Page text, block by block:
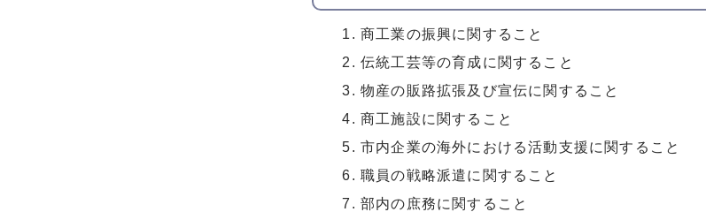
商工業の振興に関すること
伝統工芸等の育成に関すること
物産の販路拡張及び宣伝に関すること
商工施設に関すること
市内企業の海外における活動支援に関すること
職員の戦略派遣に関すること
部内の庶務に関すること